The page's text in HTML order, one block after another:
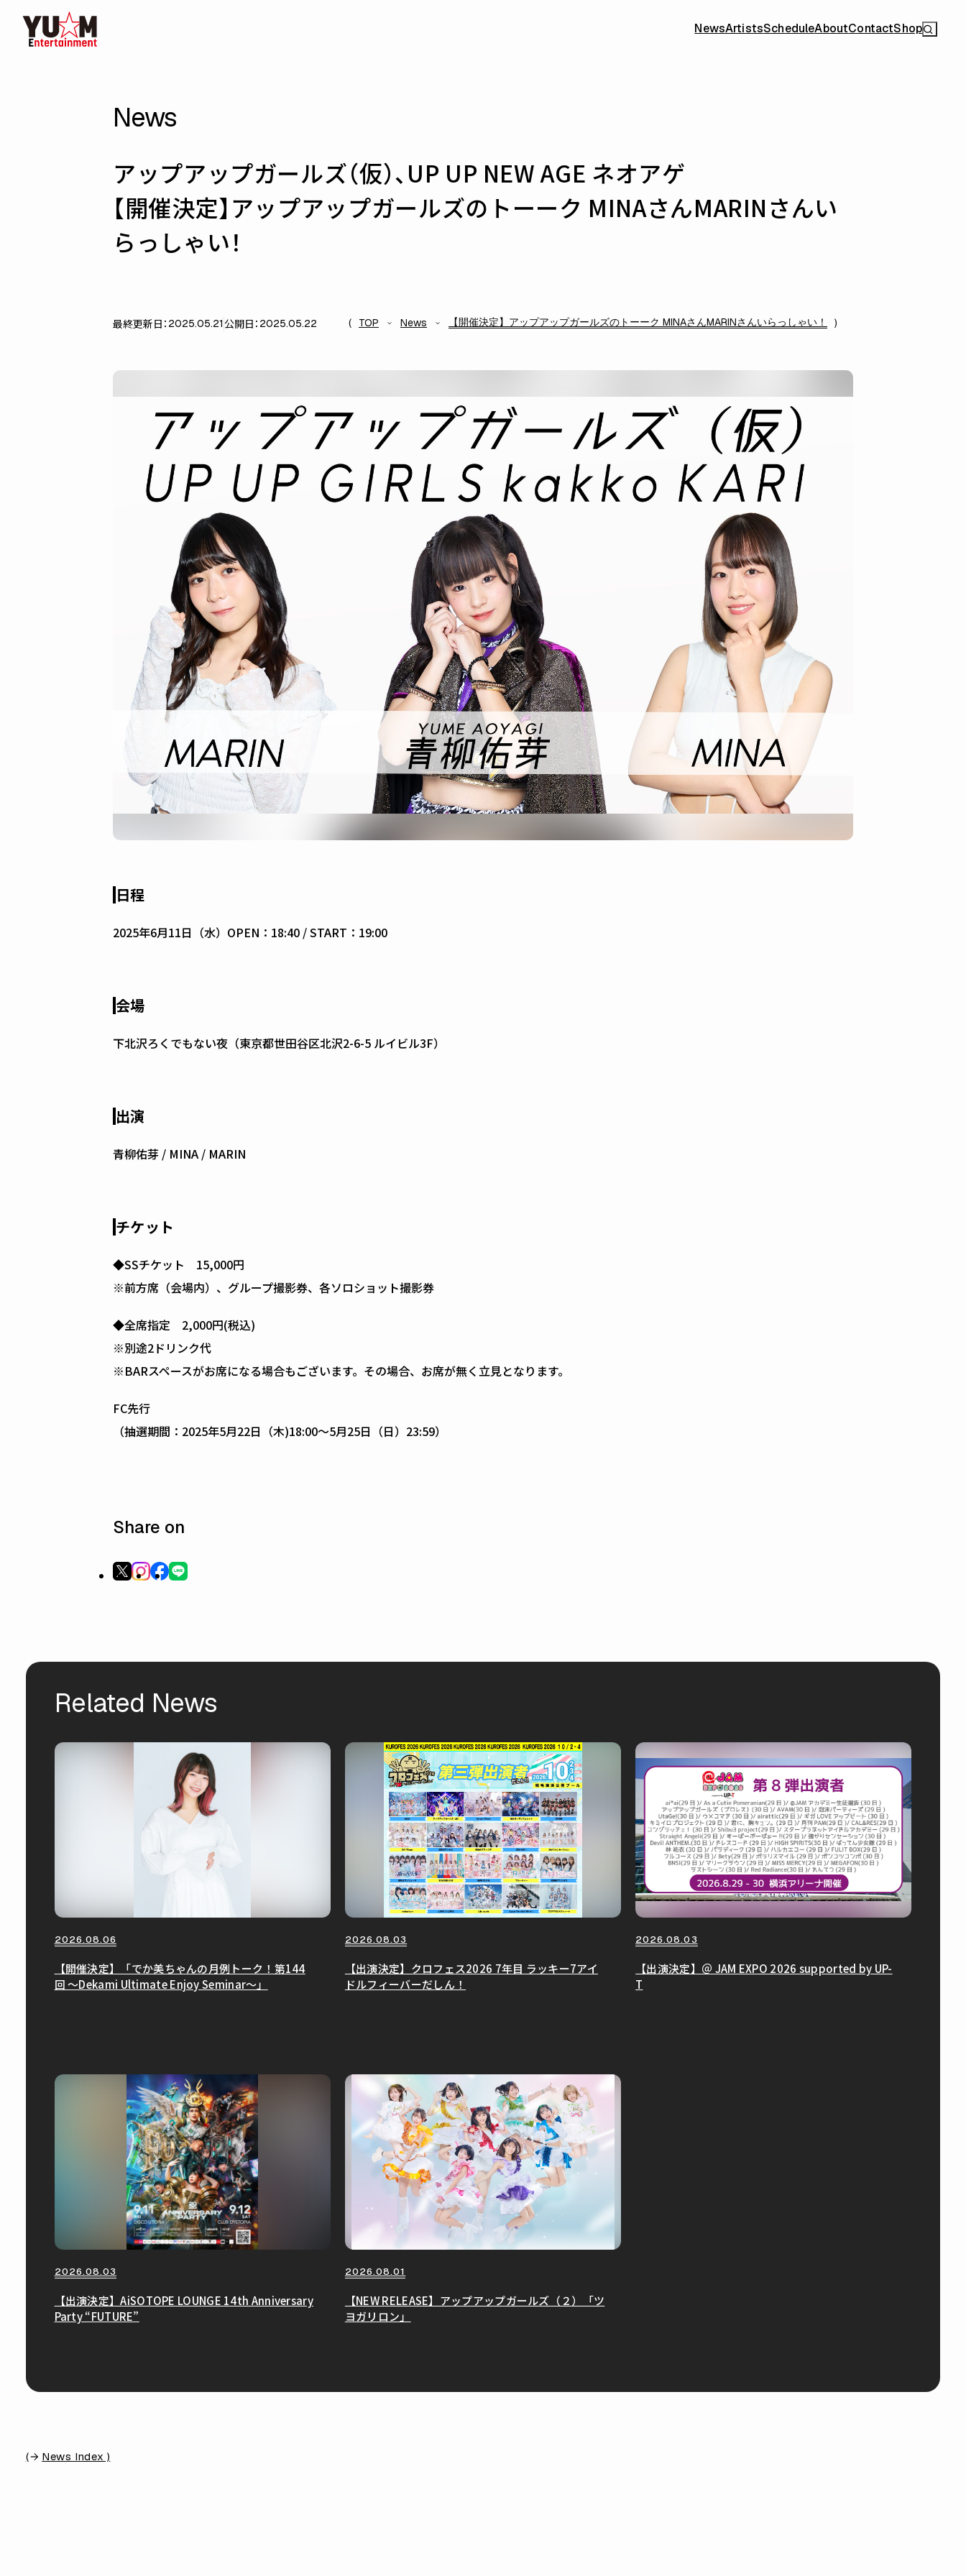
NewsArtistsScheduleAboutContactShop
News
アップアップガールズ（仮）、UP UP NEW AGE ネオアゲ
【開催決定】アップアップガールズのトーーク MINAさんMARINさんい
らっしゃい！
最終更新日： 2025.05.21 公開日： 2025.05.22 TOP News 【開催決定】アップアップガールズのトーーク MINAさんMARINさんいらっしゃい！
日程
2025年6月11日（水）OPEN：18:40 / START：19:00
会場
下北沢ろくでもない夜（東京都世田谷区北沢2-6-5 ルイビル3F）
出演
青柳佑芽 / MINA / MARIN
チケット
◆SSチケット 15,000円
※前方席（会場内）、グループ撮影券、各ソロショット撮影券
◆全席指定 2,000円(税込)
※別途2ドリンク代
※BARスペースがお席になる場合もございます。その場合、お席が無く立見となります。
FC先行
（抽選期間：2025年5月22日（木)18:00～5月25日（日）23:59）
Share on
Related News
2026.08.06
【開催決定】「でか美ちゃんの月例トーク！第144
回 〜Dekami Ultimate Enjoy Seminar〜」
2026.08.03
【出演決定】クロフェス2026 7年目 ラッキー7アイ
ドルフィーバーだしん！
2026.08.03
【出演決定】＠ JAM EXPO 2026 supported by UP-
T
2026.08.03
【出演決定】AiSOTOPE LOUNGE 14th Anniversary
Party “FUTURE”
2026.08.01
【NEW RELEASE】アップアップガールズ（２）「ツ
ヨガリロン」
( News Index )